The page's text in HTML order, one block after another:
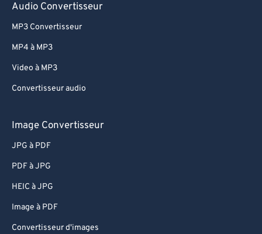
Audio Convertisseur
MP3 Convertisseur
MP4 à MP3
Video à MP3
Convertisseur audio
Image Convertisseur
JPG à PDF
PDF à JPG
HEIC à JPG
Image à PDF
Convertisseur d'images